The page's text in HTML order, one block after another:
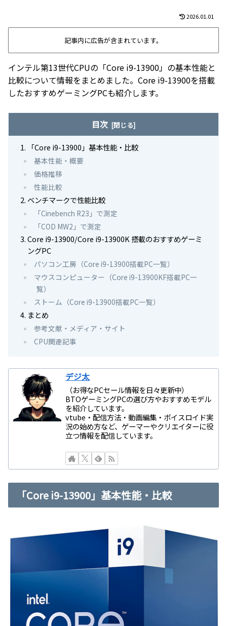
2026.01.01
記事内に広告が含まれています。
インテル第13世代CPUの「Core i9-13900」の基本性能と
比較について情報をまとめました。Core i9-13900を搭載
したおすすめゲーミングPCも紹介します。
目次
「Core i9-13900」基本性能・比較
基本性能・概要
価格推移
性能比較
ベンチマークで性能比較
「Cinebench R23」で測定
「COD MW2」で測定
Core i9-13900/Core i9-13900K 搭載のおすすめゲーミ
ングPC
パソコン工房（Core i9-13900搭載PC一覧）
マウスコンピューター（Core i9-13900KF搭載PC一
覧）
ストーム（Core i9-13900搭載PC一覧）
まとめ
参考文献・メディア・サイト
CPU関連記事
デジ太
（お得なPCセール情報を日々更新中）
BTOゲーミングPCの選び方やおすすめモデル
を紹介しています。
vtube・配信方法・動画編集・ボイスロイド実
況の始め方など、ゲーマーやクリエイターに役
立つ情報を配信しています。
「Core i9-13900」基本性能・比較